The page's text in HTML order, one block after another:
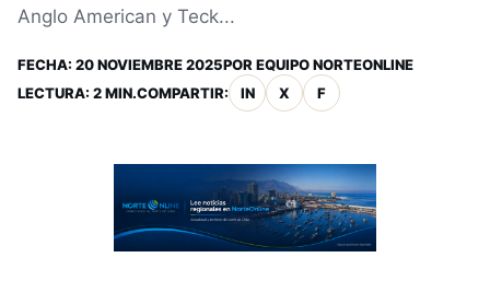
Anglo American y Teck...
FECHA: 20 NOVIEMBRE 2025POR EQUIPO NORTEONLINE
LECTURA: 2 MIN.COMPARTIR: IN X F